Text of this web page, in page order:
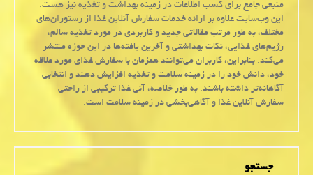
منبعی جامع برای کسب اطلاعات در زمینه بهداشت و تغذیه نیز هست.
این وب‌سایت علاوه بر ارائه خدمات سفارش آنلاین غذا از رستوران‌های
مختلف، به طور مرتب مقالاتی جدید و کاربردی در مورد تغذیه سالم،
رژیم‌های غذایی، نکات بهداشتی و آخرین یافته‌ها در این حوزه منتشر
می‌کند. بنابراین، کاربران می‌توانند همزمان با سفارش غذای مورد علاقه
خود، دانش خود را در زمینه سلامت و تغذیه افزایش دهند و انتخابی
آگاهانه‌تر داشته باشند. به طور خلاصه، آنی غذا ترکیبی از راحتی
سفارش آنلاین غذا و آگاهی‌بخشی در زمینه سلامت است.
جستجو